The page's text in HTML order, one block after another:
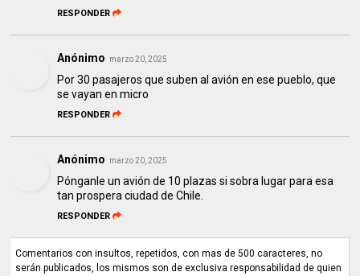
RESPONDER
Anónimo marzo 20, 2025
Por 30 pasajeros que suben al avión en ese pueblo, que
se vayan en micro
RESPONDER
Anónimo marzo 20, 2025
Pónganle un avión de 10 plazas si sobra lugar para esa
tan prospera ciudad de Chile.
RESPONDER
Comentarios con insultos, repetidos, con mas de 500 caracteres, no
serán publicados, los mismos son de exclusiva responsabilidad de quien